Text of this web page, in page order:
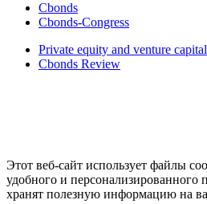
Cbonds
Cbonds-Congress
Private equity and venture capital
Cbonds Review
Этот веб-сайт использует файлы
удобного и
хранят полезную информацию на